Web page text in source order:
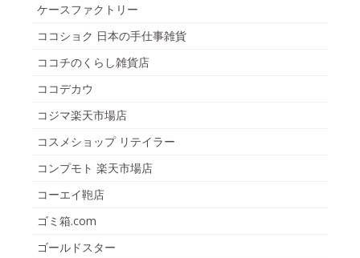
ケースファクトリー
ココショク 日本の手仕事雑貨
ココチのくらし雑貨店
ココデカウ
コジマ楽天市場店
コスメショップ リテイラー
コンプモト 楽天市場店
コーエイ鞄店
ゴミ箱.com
ゴールドスター